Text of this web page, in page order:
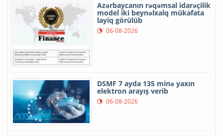
Azərbaycanın rəqəmsal idarəçilik
model iki beynəlxalq mükafata
layiq görülüb
06-08-2026
DSMF 7 ayda 135 minə yaxın
elektron arayış verib
06-08-2026